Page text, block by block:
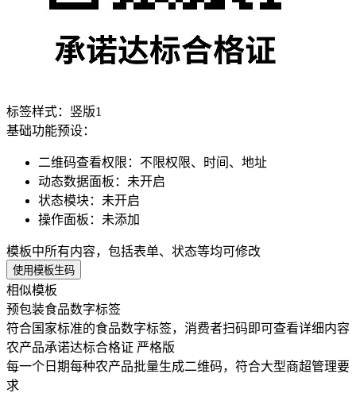
标签样式： 竖版1
基础功能预设：
二维码查看权限 ： 不限权限、时间、地址
动态数据面板 ： 未开启
状态模块： 未开启
操作面板 ： 未添加
模板中所有内容，包括表单、状态等均可修改
使用模板生码
相似模板
预包装食品数字标签
符合国家标准的食品数字标签，消费者扫码即可查看详细内容
农产品承诺达标合格证 严格版
每一个日期每种农产品批量生成二维码，符合大型商超管理要
求